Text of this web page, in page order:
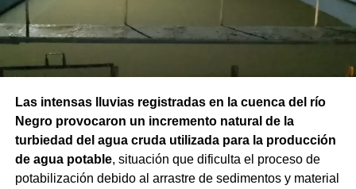
Las intensas lluvias registradas en la cuenca del río
Negro provocaron un incremento natural de la
turbiedad del agua cruda utilizada para la producción
de agua potable, situación que dificulta el proceso de
potabilización debido al arrastre de sedimentos y material